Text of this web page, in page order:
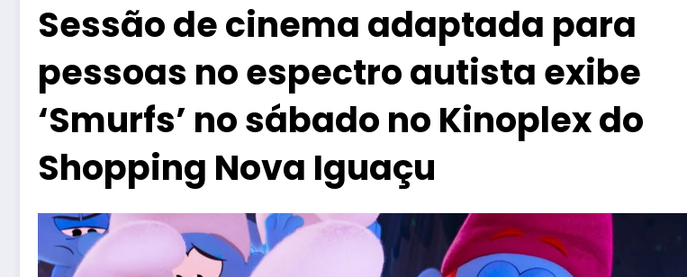
Sessão de cinema adaptada para
pessoas no espectro autista exibe
‘Smurfs’ no sábado no Kinoplex do
Shopping Nova Iguaçu